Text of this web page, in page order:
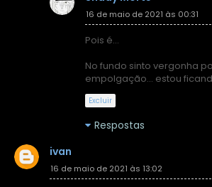
16 de maio de 2021 às 00:31
Pois é...
No fundo sinto vergonha
empolgação... estou
Excluir
Respostas
ivan
16 de maio de 2021 às 13:02